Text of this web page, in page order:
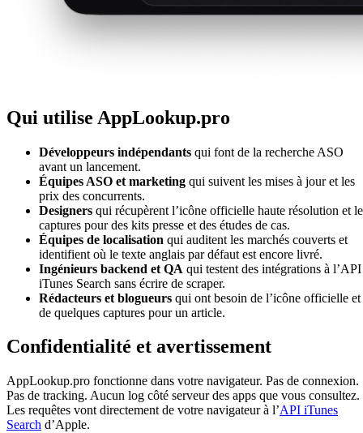
Qui utilise AppLookup.pro
Développeurs indépendants qui font de la recherche ASO
avant un lancement.
Équipes ASO et marketing qui suivent les mises à jour et les
prix des concurrents.
Designers qui récupèrent l’icône officielle haute résolution et
captures pour des kits presse et des études de cas.
Équipes de localisation qui auditent les marchés couverts et
identifient où le texte anglais par défaut est encore livré.
Ingénieurs backend et QA qui testent des intégrations à l’API
iTunes Search sans écrire de scraper.
Rédacteurs et blogueurs qui ont besoin de l’icône officielle et
de quelques captures pour un article.
Confidentialité et avertissement
AppLookup.pro fonctionne dans votre navigateur. Pas de connexion.
Pas de tracking. Aucun log côté serveur des apps que vous consultez.
Les requêtes vont directement de votre navigateur à l’API iTunes
Search d’Apple.